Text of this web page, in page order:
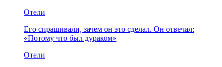
Отели
Его спрашивали, зачем он это сделал. Он отвечал:
«Потому что был дураком»
Отели